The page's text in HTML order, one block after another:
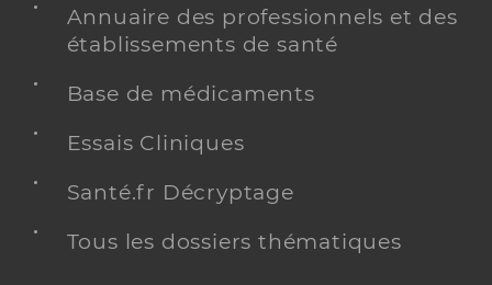
Annuaire des professionnels et des
établissements de santé
Base de médicaments
Essais Cliniques
Santé.fr Décryptage
Tous les dossiers thématiques